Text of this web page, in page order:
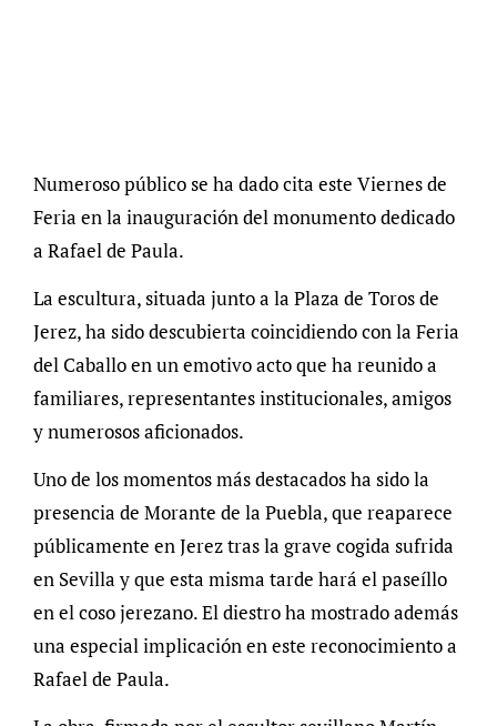
Numeroso público se ha dado cita este Viernes de
Feria en la inauguración del monumento dedicado
a Rafael de Paula.
La escultura, situada junto a la Plaza de Toros de
Jerez, ha sido descubierta coincidiendo con la Feria
del Caballo en un emotivo acto que ha reunido a
familiares, representantes institucionales, amigos
y numerosos aficionados.
Uno de los momentos más destacados ha sido la
presencia de Morante de la Puebla, que reaparece
públicamente en Jerez tras la grave cogida sufrida
en Sevilla y que esta misma tarde hará el paseíllo
en el coso jerezano. El diestro ha mostrado además
una especial implicación en este reconocimiento a
Rafael de Paula.